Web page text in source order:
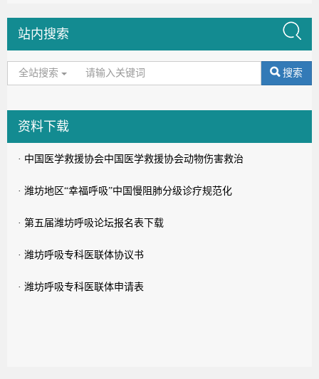
站内搜索
全站搜索 搜索
资料下载
· 中国医学救援协会中国医学救援协会动物伤害救治
· 潍坊地区“幸福呼吸”中国慢阻肺分级诊疗规范化
· 第五届潍坊呼吸论坛报名表下载
· 潍坊呼吸专科医联体协议书
· 潍坊呼吸专科医联体申请表